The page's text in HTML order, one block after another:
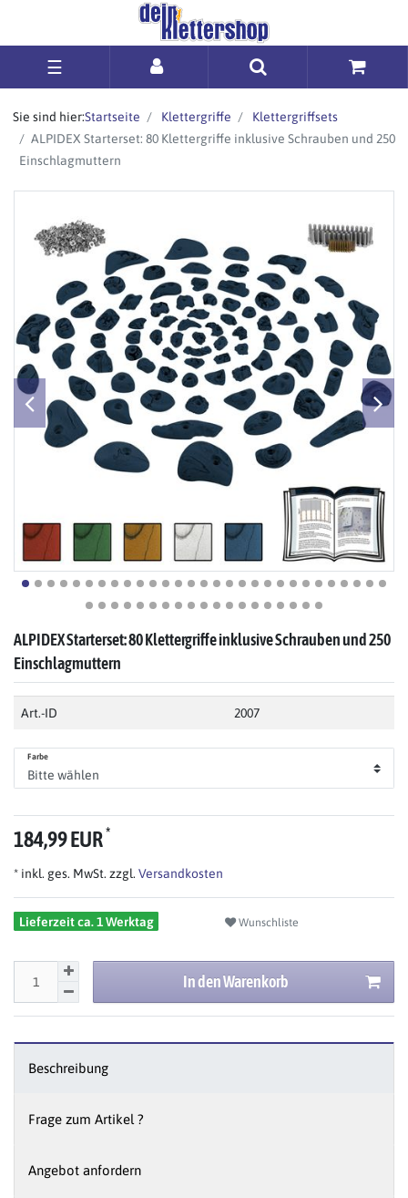
☰
Sie sind hier:Startseite Klettergriffe
Klettergriffsets
ALPIDEX Starterset: 80 Klettergriffe inklusive Schrauben und 250
Einschlagmuttern
ALPIDEX Starterset: 80 Klettergriffe inklusive Schrauben und 250
Einschlagmuttern
Art.-ID 2007
Farbe
184,99 EUR*
* inkl. ges. MwSt. zzgl. Versandkosten
Lieferzeit ca. 1 Werktag Wunschliste
In den Warenkorb
Beschreibung
Frage zum Artikel ?
Angebot anfordern